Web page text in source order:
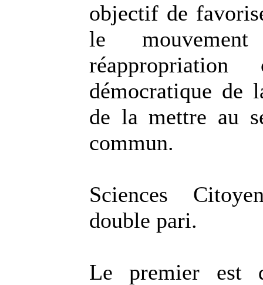
objectif de
le
démocratique de
de la mettre au
commun.
Sciences
double pari.
Le premier est